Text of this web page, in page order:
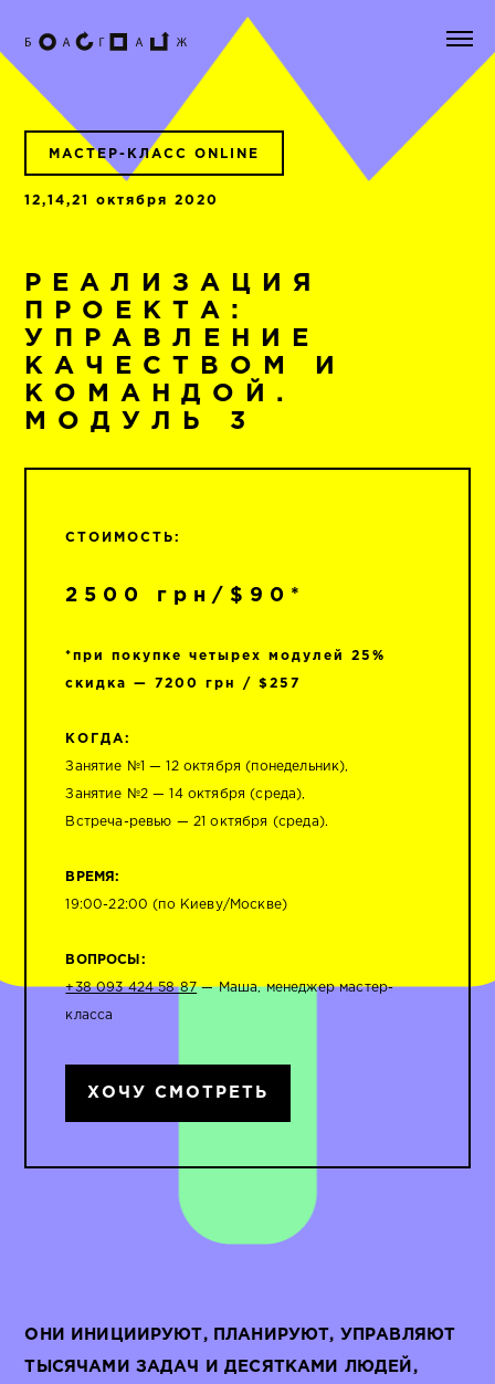
МАСТЕР-КЛАСС ONLINE
12,14,21 октября 2020
РЕАЛИЗАЦИЯ
ПРОЕКТА:
УПРАВЛЕНИЕ
КАЧЕСТВОМ И
КОМАНДОЙ.
МОДУЛЬ 3
СТОИМОСТЬ:
2500 грн/$90*
*при покупке четырех модулей 25%
скидка — 7200 грн / $257
КОГДА:
Занятие №1 — 12 октября (понедельник),
Занятие №2 — 14 октября (среда),
Встреча-ревью — 21 октября (среда).
ВРЕМЯ:
19:00-22:00 (по Киеву/Москве)
ВОПРОСЫ:
+38 093 424 58 87— Маша, менеджер мастер-
класса
ХОЧУ СМОТРЕТЬ
ОНИ ИНИЦИИРУЮТ, ПЛАНИРУЮТ, УПРАВЛЯЮТ
ТЫСЯЧАМИ ЗАДАЧ И ДЕСЯТКАМИ ЛЮДЕЙ,